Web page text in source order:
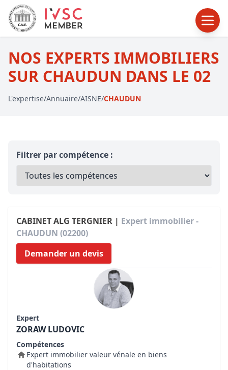
NOS EXPERTS IMMOBILIERS
SUR CHAUDUN DANS LE 02
L'expertise/Annuaire/AISNE/CHAUDUN
Filtrer par compétence :
CABINET ALG TERGNIER | Expert immobilier -
CHAUDUN (02200)
Demander un devis
Expert
ZORAW LUDOVIC
Compétences
Expert immobilier valeur vénale en biens
d'habitations